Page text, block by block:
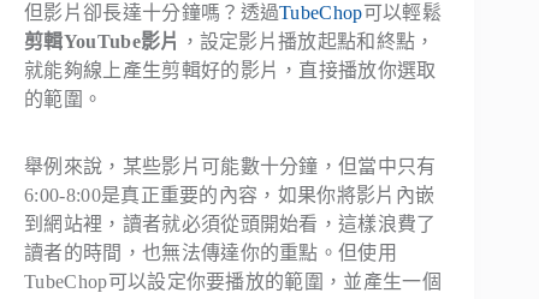
但影片卻長達十分鐘嗎？透過TubeChop可以輕鬆
剪輯YouTube影片 ，設定影片播放起點和終點，
就能夠線上產生剪輯好的影片，直接播放你選取
的範圍。
舉例來說，某些影片可能數十分鐘，但當中只有
6:00-8:00是真正重要的內容，如果你將影片內嵌
到網站裡，讀者就必須從頭開始看，這樣浪費了
讀者的時間，也無法傳達你的重點。但使用
TubeChop可以設定你要播放的範圍，並產生一個